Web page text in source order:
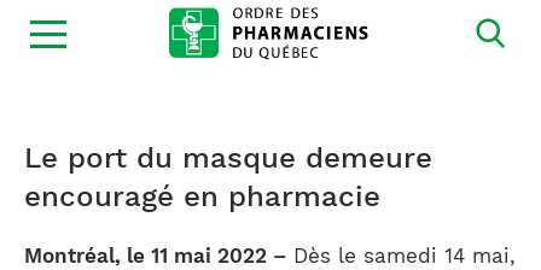
Ouvrir
la
Le port du masque demeure
encouragé en pharmacie
Montréal, le 11 mai 2022 – Dès le samedi 14 mai,